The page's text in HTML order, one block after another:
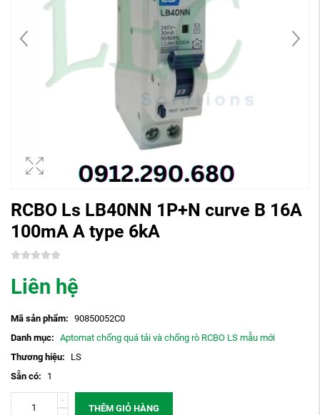
RCBO Ls LB40NN 1P+N curve B 16A
100mA A type 6kA
Liên hệ
Mã sản phẩm: 90850052C0
Danh mục: Aptomat chống quá tải và chống rò RCBO LS mẫu mới
Thương hiệu:
LS
Sẵn có:
1
THÊM GIỎ HÀNG